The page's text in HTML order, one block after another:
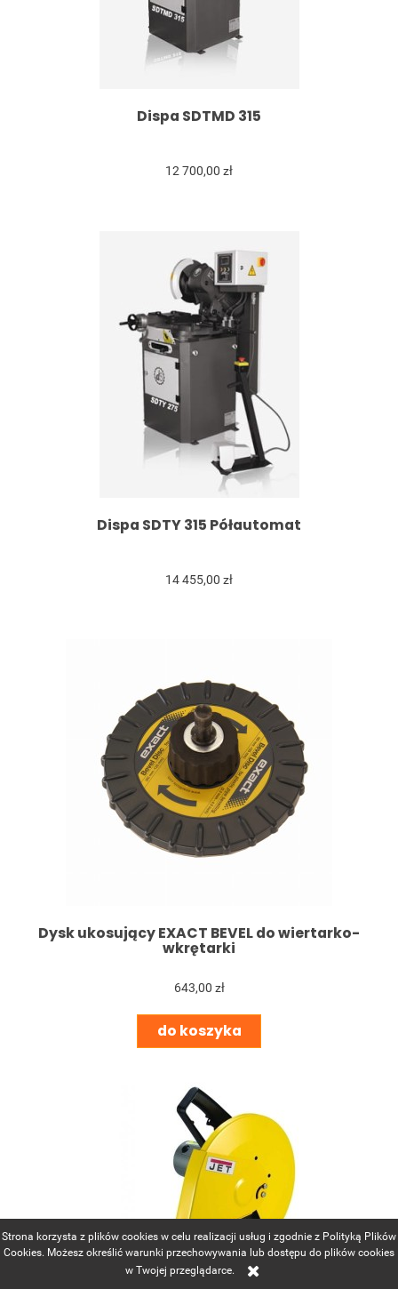
Strona korzysta z plików cookies w celu realizacji usług i zgodnie z Polityką Plików
Cookies. Możesz określić warunki przechowywania lub dostępu do plików cookies
w Twojej przeglądarce.
Dispa SDTMD 315
12 700,00 zł
Dispa SDTY 315 Półautomat
14 455,00 zł
Dysk ukosujący EXACT BEVEL do wiertarko-
wkrętarki
643,00 zł
do koszyka